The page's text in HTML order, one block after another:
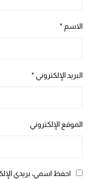
الاسم *
البريد الإلكتروني *
الموقع الإلكتروني
احفظ اسمي، بريدي